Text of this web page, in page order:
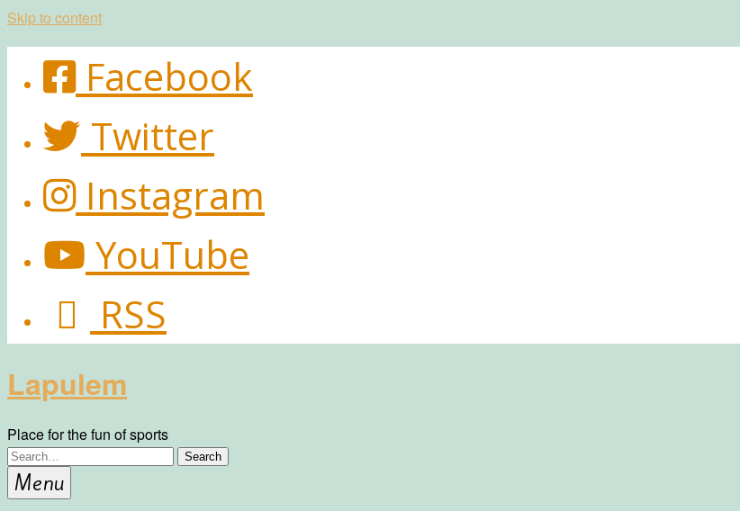
Skip to content
Facebook
Twitter
Instagram
YouTube
RSS
Lapulem
Place for the fun of sports
Menu